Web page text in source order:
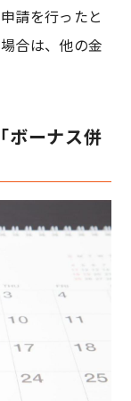
請を行ったと
合は、他の金
ボーナス併